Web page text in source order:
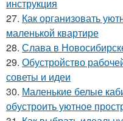
инструкция
27. Как организовать
маленькой квартире
28. Слава в
29. Обустройство
советы и идеи
30. Маленькие белые
обустроить уютное